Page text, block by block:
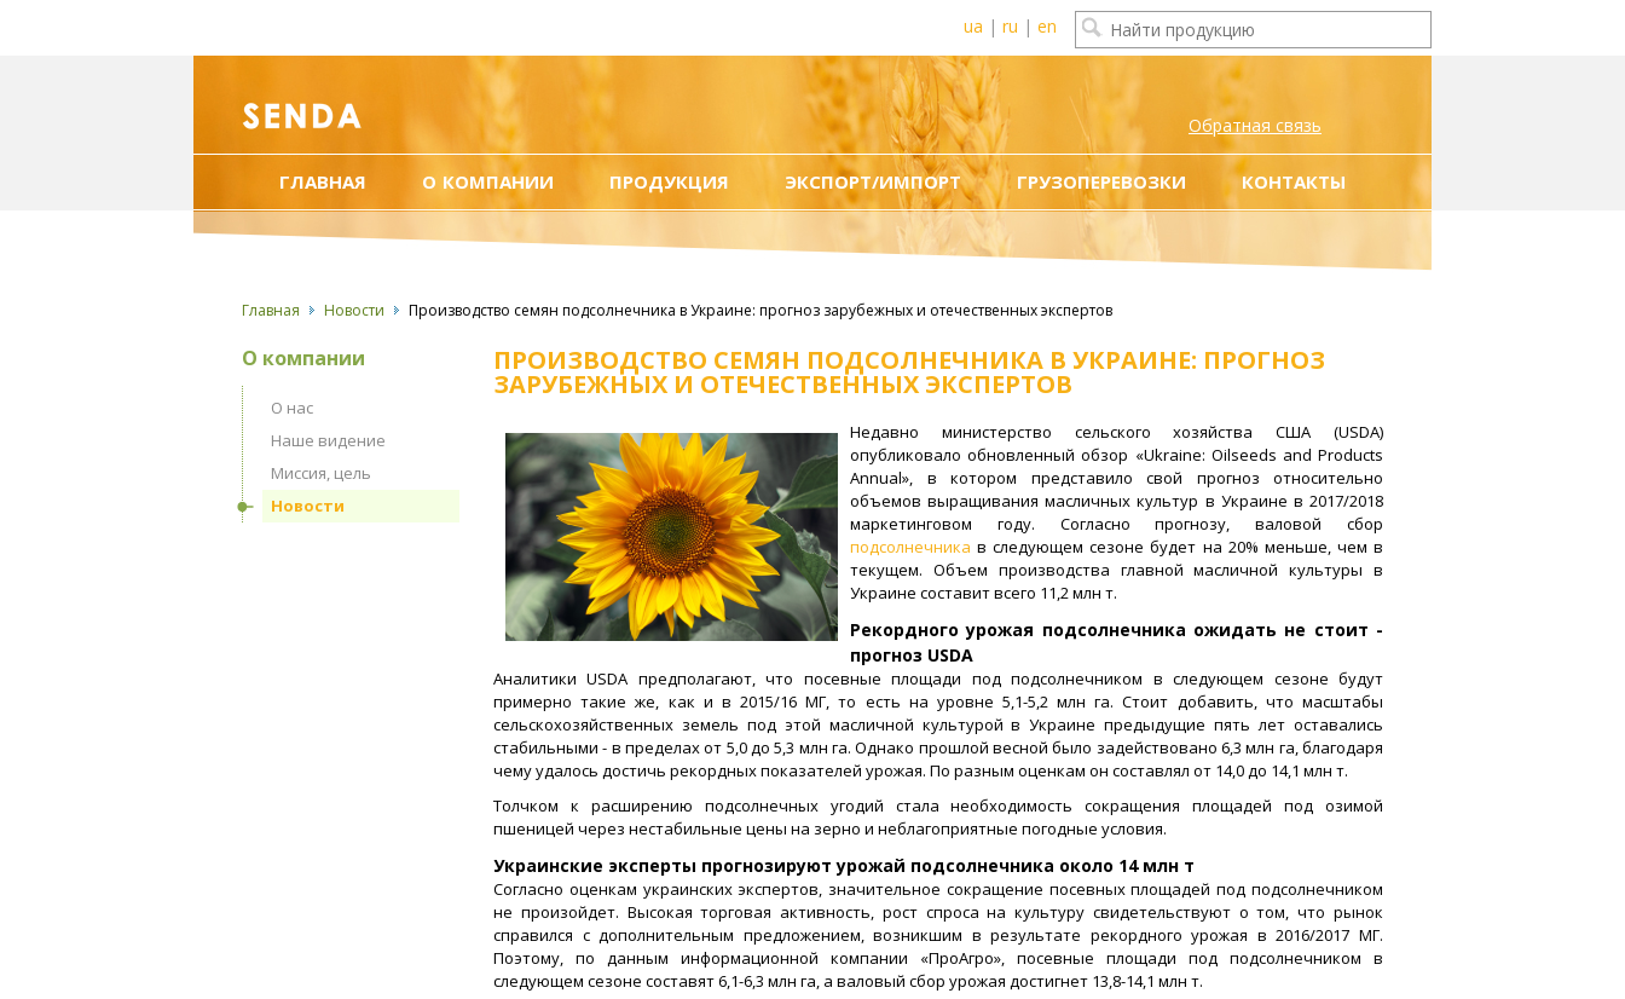
ua | ru | en
Обратная связь
ГЛАВНАЯ О КОМПАНИИ ПРОДУКЦИЯ ЭКСПОРТ/ИМПОРТ ГРУЗОПЕРЕВОЗКИ КОНТАКТЫ
Главная Новости Производство семян подсолнечника в Украине: прогноз зарубежных и отечественных экспертов
О компании
О нас
Наше видение
Миссия, цель
Новости
ПРОИЗВОДСТВО СЕМЯН ПОДСОЛНЕЧНИКА В УКРАИНЕ: ПРОГНОЗ
ЗАРУБЕЖНЫХ И ОТЕЧЕСТВЕННЫХ ЭКСПЕРТОВ
Недавно министерство сельского хозяйства США (USDA)
опубликовало обновленный обзор «Ukraine: Oilseeds and Products
Annual», в котором представило свой прогноз относительно
объемов выращивания масличных культур в Украине в 2017/2018
маркетинговом году. Согласно прогнозу, валовой сбор
подсолнечника в следующем сезоне будет на 20% меньше, чем в
текущем. Объем производства главной масличной культуры в
Украине составит всего 11,2 млн т.
Рекордного урожая подсолнечника ожидать не стоит -
прогноз USDA
Аналитики USDA предполагают, что посевные площади под подсолнечником в следующем сезоне будут
примерно такие же, как и в 2015/16 МГ, то есть на уровне 5,1-5,2 млн га. Стоит добавить, что масштабы
сельскохозяйственных земель под этой масличной культурой в Украине предыдущие пять лет оставались
стабильными - в пределах от 5,0 до 5,3 млн га. Однако прошлой весной было задействовано 6,3 млн га, благодаря
чему удалось достичь рекордных показателей урожая. По разным оценкам он составлял от 14,0 до 14,1 млн т.
Толчком к расширению подсолнечных угодий стала необходимость сокращения площадей под озимой
пшеницей через нестабильные цены на зерно и неблагоприятные погодные условия.
Украинские эксперты прогнозируют урожай подсолнечника около 14 млн т
Согласно оценкам украинских экспертов, значительное сокращение посевных площадей под подсолнечником
не произойдет. Высокая торговая активность, рост спроса на культуру свидетельствуют о том, что рынок
справился с дополнительным предложением, возникшим в результате рекордного урожая в 2016/2017 МГ.
Поэтому, по данным информационной компании «ПроАгро», посевные площади под подсолнечником в
следующем сезоне составят 6,1-6,3 млн га, а валовый сбор урожая достигнет 13,8-14,1 млн т.